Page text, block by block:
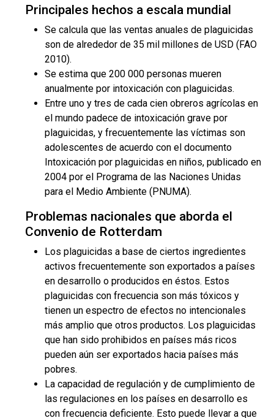
Principales hechos a escala mundial
Se calcula que las ventas anuales de plaguicidas
son de alrededor de 35 mil millones de USD (FAO
2010).
Se estima que 200 000 personas mueren
anualmente por intoxicación con plaguicidas.
Entre uno y tres de cada cien obreros agrícolas en
el mundo padece de intoxicación grave por
plaguicidas, y frecuentemente las víctimas son
adolescentes de acuerdo con el documento
Intoxicación por plaguicidas en niños, publicado en
2004 por el Programa de las Naciones Unidas
para el Medio Ambiente (PNUMA).
Problemas nacionales que aborda el
Convenio de Rotterdam
Los plaguicidas a base de ciertos ingredientes
activos frecuentemente son exportados a países
en desarrollo o producidos en éstos. Estos
plaguicidas con frecuencia son más tóxicos y
tienen un espectro de efectos no intencionales
más amplio que otros productos. Los plaguicidas
que han sido prohibidos en países más ricos
pueden aún ser exportados hacia países más
pobres.
La capacidad de regulación y de cumplimiento de
las regulaciones en los países en desarrollo es
con frecuencia deficiente. Esto puede llevar a que